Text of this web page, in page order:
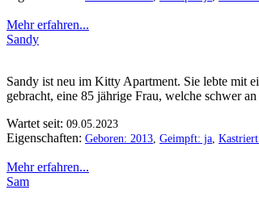
Mehr erfahren...
Sandy
Sandy ist neu im Kitty Apartment. Sie lebte mit
gebracht, eine 85 jährige Frau, welche schwer
Wartet seit: 09.05.2023
Eigenschaften: Geboren: 2013 Geimpft: ja
Mehr erfahren...
Sam